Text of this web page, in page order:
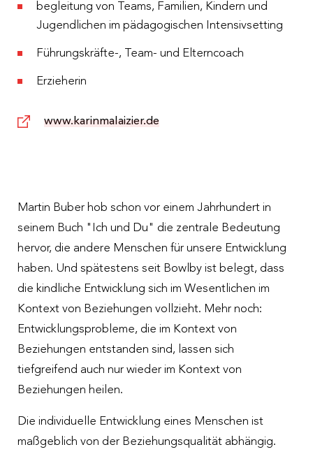
begleitung von Teams, Familien, Kindern und
Jugendlichen im pädagogischen Intensivsetting
Führungskräfte-, Team- und Elterncoach
Erzieherin
www.karinmalaizier.de
Martin Buber hob schon vor einem Jahrhundert in
seinem Buch "Ich und Du" die zentrale Bedeutung
hervor, die andere Menschen für unsere Entwicklung
haben. Und spätestens seit Bowlby ist belegt, dass
die kindliche Entwicklung sich im Wesentlichen im
Kontext von Beziehungen vollzieht. Mehr noch:
Entwicklungsprobleme, die im Kontext von
Beziehungen entstanden sind, lassen sich
tiefgreifend auch nur wieder im Kontext von
Beziehungen heilen.
Die individuelle Entwicklung eines Menschen ist
maßgeblich von der Beziehungsqualität abhängig.